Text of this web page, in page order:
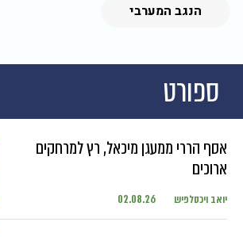
הנגב המערבי
ספורט
אסף הררי ממעגן מיכאל, רץ למרחקים
ארוכים
יואב ויכסלפיש 02.08.26